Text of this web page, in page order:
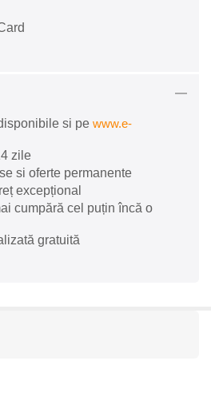
si pe www.e-
zile
si oferte permanente
excepțional
cumpără cel puțin încă o
gratuită